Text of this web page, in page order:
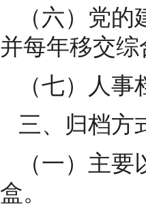
（六）党的
并每年移交综
（七）人事
三、归档方
（一）主要
盒。